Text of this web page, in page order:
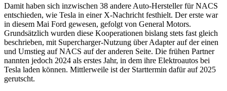
Damit haben sich inzwischen 38 andere Auto-Hersteller für NACS
entschieden, wie Tesla in einer X-Nachricht festhielt. Der erste war
in diesem Mai Ford gewesen, gefolgt von General Motors.
Grundsätzlich wurden diese Kooperationen bislang stets fast gleich
beschrieben, mit Supercharger-Nutzung über Adapter auf der einen
und Umstieg auf NACS auf der anderen Seite. Die frühen Partner
nannten jedoch 2024 als erstes Jahr, in dem ihre Elektroautos bei
Tesla laden können. Mittlerweile ist der Starttermin dafür auf 2025
gerutscht.